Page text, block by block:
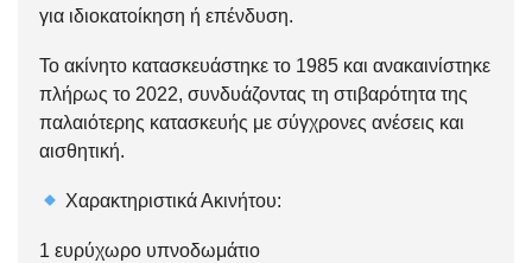
για ιδιοκατοίκηση ή επένδυση.
Το ακίνητο κατασκευάστηκε το 1985 και ανακαινίστηκε
πλήρως το 2022, συνδυάζοντας τη στιβαρότητα της
παλαιότερης κατασκευής με σύγχρονες ανέσεις και
αισθητική.
Χαρακτηριστικά Ακινήτου:
1 ευρύχωρο υπνοδωμάτιο